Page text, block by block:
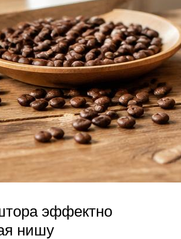
эффектно
нишу